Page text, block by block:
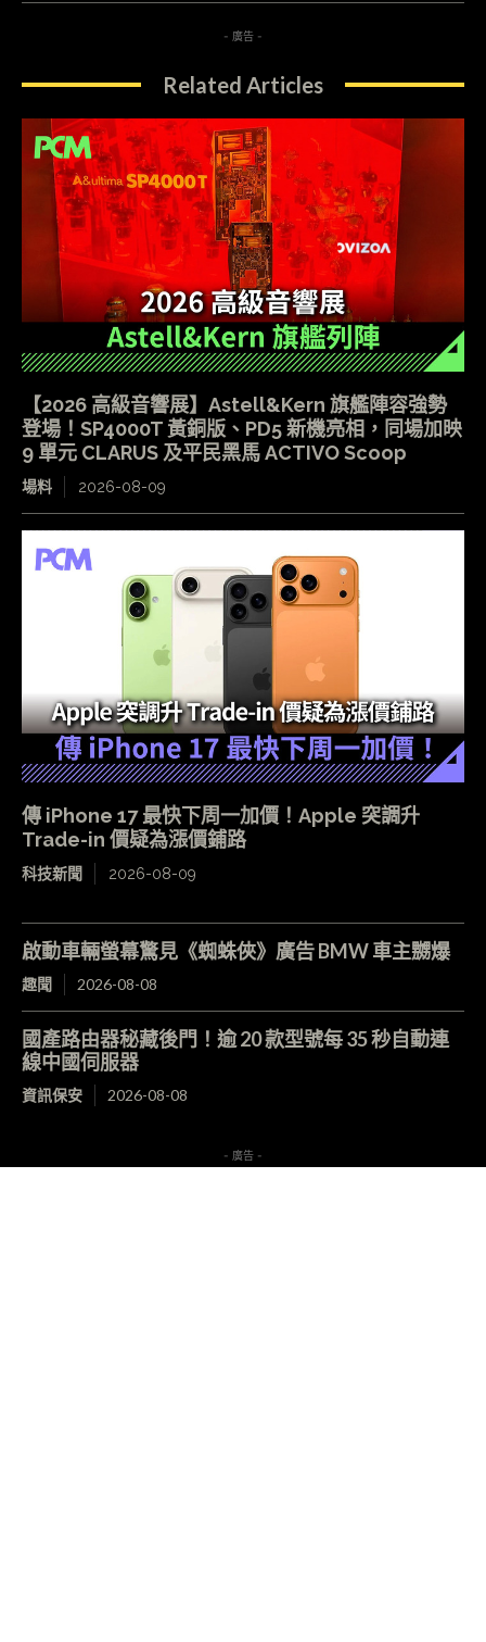
- 廣告 -
Related Articles
【2026 高級音響展】Astell&Kern 旗艦陣容強勢
登場！SP4000T 黃銅版、PD5 新機亮相，同場加映
9 單元 CLARUS 及平民黑馬 ACTIVO Scoop
場料 2026-08-09
傳 iPhone 17 最快下周一加價！Apple 突調升
Trade-in 價疑為漲價鋪路
科技新聞 2026-08-09
啟動車輛螢幕驚見《蜘蛛俠》廣告 BMW 車主嬲爆
趣聞 2026-08-08
國產路由器秘藏後門！逾 20 款型號每 35 秒自動連
線中國伺服器
資訊保安 2026-08-08
- 廣告 -